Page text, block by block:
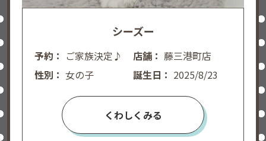
シーズー
予約： ご家族決定♪ 店舗： 藤三港町店
性別： 女の子 誕生日： 2025/8/23
くわしくみる